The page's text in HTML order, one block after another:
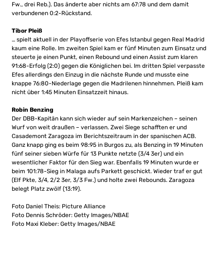
Fw., drei Reb.). Das änderte aber nichts am 67:78 und dem damit
verbundenen 0:2-Rückstand.
Tibor Pleiß
… spielt aktuell in der Playoffserie von Efes Istanbul gegen Real Madrid
kaum eine Rolle. Im zweiten Spiel kam er fünf Minuten zum Einsatz und
steuerte je einen Punkt, einen Rebound und einen Assist zum klaren
91:68-Erfolg (2:0) gegen die Königlichen bei. Im dritten Spiel verpasste
Efes allerdings den Einzug in die nächste Runde und musste eine
knappe 76:80-Niederlage gegen die Madrilenen hinnehmen. Pleiß kam
nicht über 1:45 Minuten Einsatzzeit hinaus.
Robin Benzing
Der DBB-Kapitän kann sich wieder auf sein Markenzeichen – seinen
Wurf von weit draußen – verlassen. Zwei Siege schafften er und
Casademont Zaragoza im Berichtszeitraum in der spanischen ACB.
Ganz knapp ging es beim 98:95 in Burgos zu, als Benzing in 19 Minuten
fünf seiner sieben Würfe für 13 Punkte netzte (3/4 3er) und ein
wesentlicher Faktor für den Sieg war. Ebenfalls 19 Minuten wurde er
beim 101:78-Sieg in Malaga aufs Parkett geschickt. Wieder traf er gut
(Elf Pkte, 3/4, 2/2 3er, 3/3 Fw.) und holte zwei Rebounds. Zaragoza
belegt Platz zwölf (13:19).
Foto Daniel Theis: Picture Alliance
Foto Dennis Schröder: Getty Images/NBAE
Foto Maxi Kleber: Getty Images/NBAE